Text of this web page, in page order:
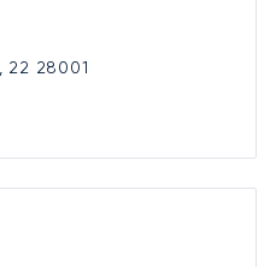
22 28001